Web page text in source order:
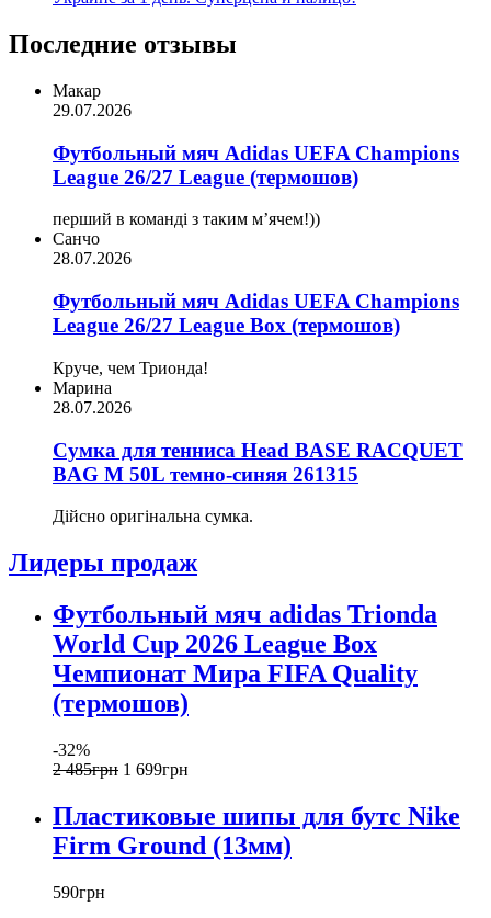
Последние отзывы
Макар
29.07.2026
Футбольный мяч Adidas UEFA Champions
League 26/27 League (термошов)
перший в команді з таким мʼячем!))
Санчо
28.07.2026
Футбольный мяч Adidas UEFA Champions
League 26/27 League Box (термошов)
Круче, чем Трионда!
Марина
28.07.2026
Сумка для тенниса Head BASE RACQUET
BAG M 50L темно-синяя 261315
Дійсно оригінальна сумка.
Лидеры продаж
Футбольный мяч adidas Trionda
World Cup 2026 League Box
Чемпионат Мира FIFA Quality
(термошов)
-32%
2 485грн 1 699грн
Пластиковые шипы для бутс Nike
Firm Ground (13мм)
590грн